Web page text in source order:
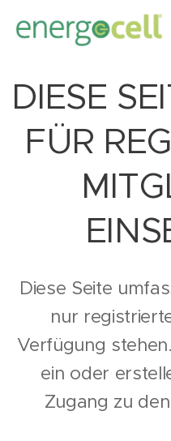
DIESE
FÜR
Diese Seite
nur
Verfügung
ein oder
Zugang zu